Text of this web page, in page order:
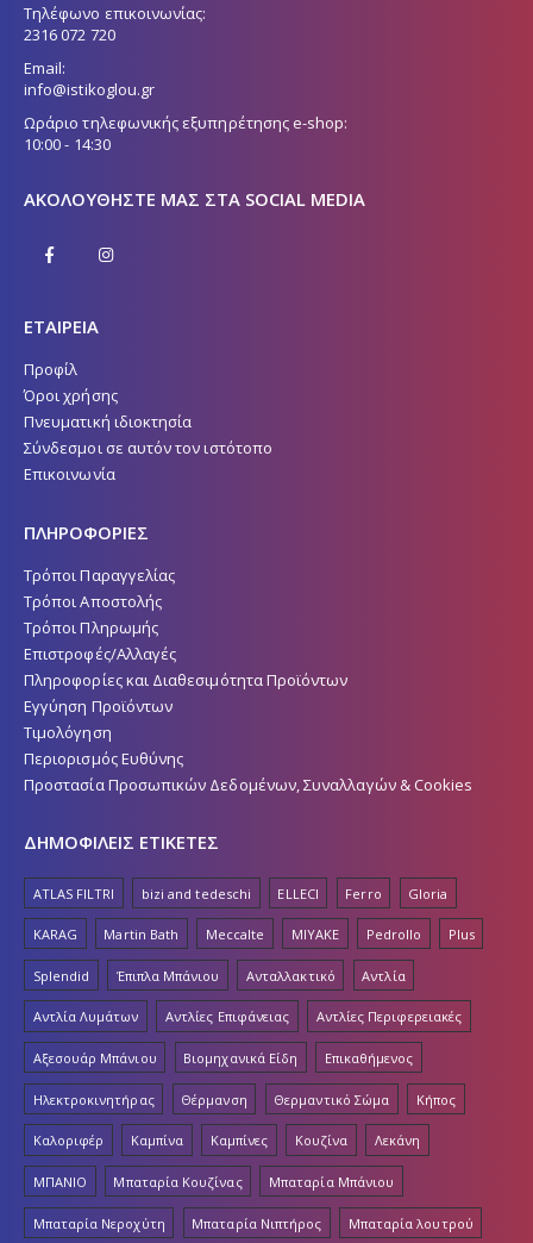
Τηλέφωνο επικοινωνίας:
2316 072 720
Email:
info@istikoglou.gr
Ωράριο τηλεφωνικής εξυπηρέτησης e-shop:
10:00 - 14:30
ΑΚΟΛΟΥΘΉΣΤΕ ΜΑΣ ΣΤΑ SOCIAL MEDIA
ΕΤΑΙΡΕΙΑ
Προφίλ
Όροι χρήσης
Πνευματική ιδιοκτησία
Σύνδεσμοι σε αυτόν τον ιστότοπο
Επικοινωνία
ΠΛΗΡΟΦΟΡΙΕΣ
Τρόποι Παραγγελίας
Τρόποι Αποστολής
Τρόποι Πληρωμής
Επιστροφές/Αλλαγές
Πληροφορίες και Διαθεσιμότητα Προϊόντων
Εγγύηση Προϊόντων
Τιμολόγηση
Περιορισμός Ευθύνης
Προστασία Προσωπικών Δεδομένων, Συναλλαγών & Cookies
ΔΗΜΟΦΙΛΕΙΣ ΕΤΙΚΕΤΕΣ
ATLAS FILTRI bizi and tedeschi ELLECI Ferro Gloria
KARAG Martin Bath Meccalte MIYAKE Pedrollo Plus
Splendid Έπιπλα Μπάνιου Ανταλλακτικό Αντλία
Αντλία Λυμάτων Αντλίες Επιφάνειας Αντλίες Περιφερειακές
Αξεσουάρ Μπάνιου Βιομηχανικά Είδη Επικαθήμενος
Ηλεκτροκινητήρας Θέρμανση Θερμαντικό Σώμα Κήπος
Καλοριφέρ Καμπίνα Καμπίνες Κουζίνα Λεκάνη
ΜΠΑΝΙΟ Μπαταρία Κουζίνας Μπαταρία Μπάνιου
Μπαταρία Νεροχύτη Μπαταρία Νιπτήρος Μπαταρία λουτρού